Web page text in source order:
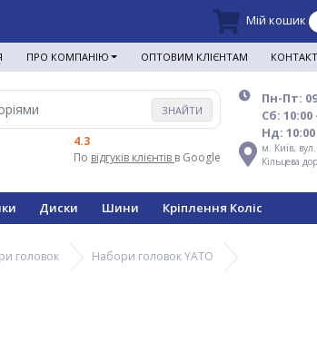
Мій кошик
ПРО КОМПАНІЮ ОПТОВИМ КЛІЄНТАМ
ЗНАЙТИ
4.3
По відгуків клієнтів в Google
Пн-Пт:
Сб: 10:00
Нд: 10:00
м. Київ, вул.
Кільцева
Диски Шини Кріплення Коліс
головок
Набори головок YATO